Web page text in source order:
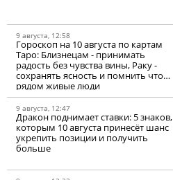
9 августа, 12:58
Гороскоп на 10 августа по картам
Таро: Близнецам - принимать
радость без чувства вины, Раку -
сохранять ясность и помнить что
рядом живые люди
9 августа, 12:47
Дракон поднимает ставки: 5 знаков,
которым 10 августа принесёт шанс
укрепить позиции и получить
больше